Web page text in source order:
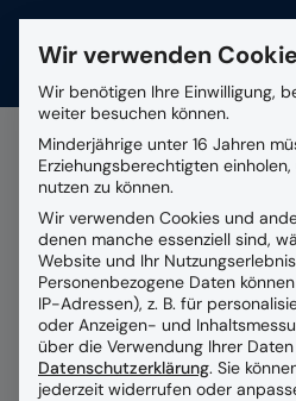
Suchfeld
Alle Beiträge
SchlagwortHR
Wir verwenden
Wir benötigen Ihre Einwilligung,
weiter besuchen können.
Minderjährige unter 16 Jahren
Erziehungsberechtigten
nutzen zu können.
Wir verwenden Cookies und
denen manche essenziell sind,
Website und Ihr
Personenbezogene Daten
IP-Adressen), z. B. für
oder Anzeigen- und
über die Verwendung Ihrer
Datenschutzerklärung. Sie
jederzeit widerrufen oder